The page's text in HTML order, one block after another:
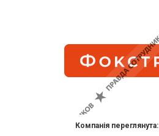
Компанія переглянута: